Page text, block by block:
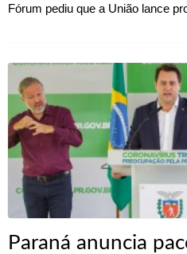
Fórum pediu que a União lance
Paraná anuncia